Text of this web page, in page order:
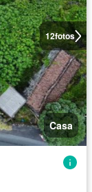
12fotos
Casa